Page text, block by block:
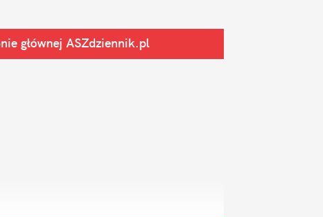
głównej ASZdziennik.pl